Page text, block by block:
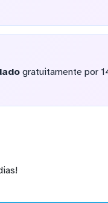
gratuitamente por